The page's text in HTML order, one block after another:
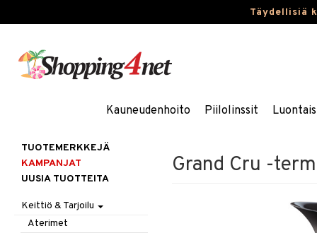
Täydellisiä
Kauneudenhoito Piilolinssit
Grand Cru -
TUOTEMERKKEJÄ
KAMPANJAT
UUSIA TUOTTEITA
Keittiö & Tarjoilu
Aterimet